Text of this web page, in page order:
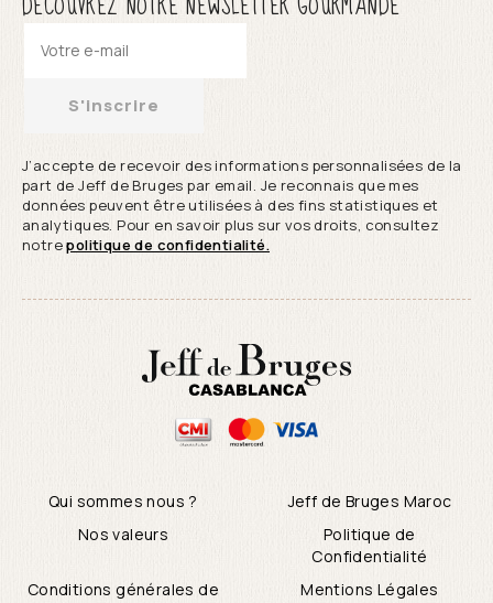
S'inscrire
J’accepte de recevoir des informations personnalisées de la
part de Jeff de Bruges par email. Je reconnais que mes
données peuvent être utilisées à des fins statistiques et
analytiques. Pour en savoir plus sur vos droits, consultez
notrepolitique de confidentialité.
Qui sommes nous ?
Jeff de Bruges Maroc
Nos valeurs
Politique de
Confidentialité
Conditions générales de
Mentions Légales